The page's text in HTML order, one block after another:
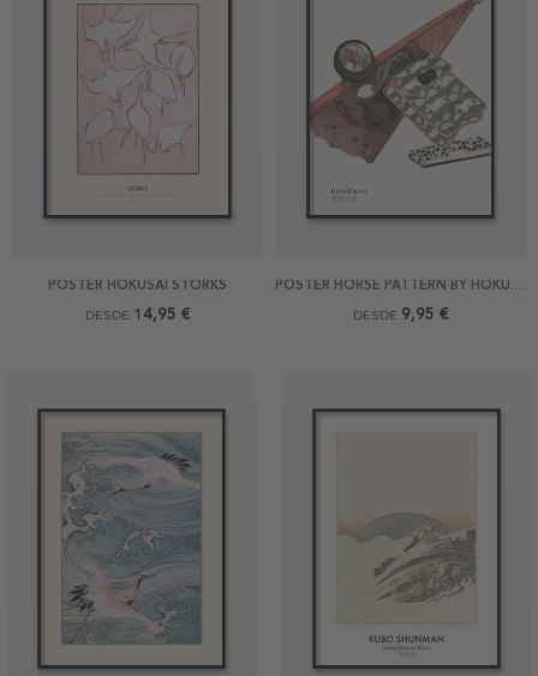
POSTER HOKUSAI STORKS
DESDE 14,95 €
POSTER HORSE PATTERN BY HOKUSAI
DESDE 9,95 €